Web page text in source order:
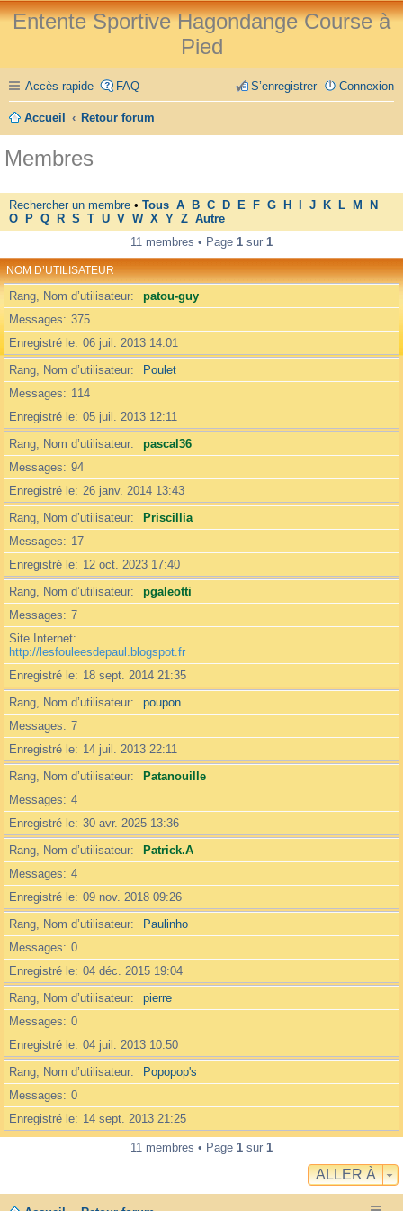
Entente Sportive Hagondange Course à
Pied
Accès rapide FAQ Connexion
S’enregistrer
Accueil Retour forum
Membres
Rechercher un membre • Tous A B C D E F G H J K L M
N
O
P Q R S T U V W X Y Z Autre
11 membres • Page 1 sur 1
NOM D’UTILISATEUR
Rang, Nom d’utilisateur
patou-guy
Messages
375
Enregistré le 06 juil. 2013 14:01
Rang, Nom d’utilisateur
Poulet
Messages
114
Enregistré le 05 juil. 2013 12:11
Rang, Nom d’utilisateur
pascal36
Messages
94
Enregistré le 26 janv. 2014 13:43
Rang, Nom d’utilisateur
Priscillia
Messages
17
Enregistré le
12 oct. 2023 17:40
Rang, Nom d’utilisateur
pgaleotti
Messages
7
Site Internet
http://lesfouleesdepaul.blogspot.fr
Enregistré le
18 sept. 2014 21:35
Rang, Nom d’utilisateur
poupon
Messages
7
Enregistré le
14 juil. 2013 22:11
Rang, Nom d’utilisateur
Patanouille
Messages
4
Enregistré le 30 avr. 2025 13:36
Rang, Nom d’utilisateur
Patrick.A
Messages
4
Enregistré le 09 nov. 2018 09:26
Rang, Nom d’utilisateur
Paulinho
Messages
0
Enregistré le 04 déc. 2015 19:04
Rang, Nom d’utilisateur
pierre
Messages
0
Enregistré le 04 juil. 2013 10:50
Rang, Nom d’utilisateur
Popopop's
Messages
0
Enregistré le
14 sept. 2013 21:25
11 membres • Page 1 sur 1
ALLER À